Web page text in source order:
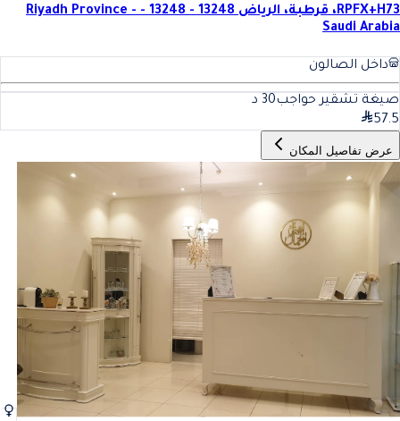
RPFX+H73، قرطبة، الرياض 13248 - 13248 - Riyadh Province -
Saudi Arabia
داخل الصالون
صيغة تشقير حواجب30 د
57.5
عرض تفاصيل المكان